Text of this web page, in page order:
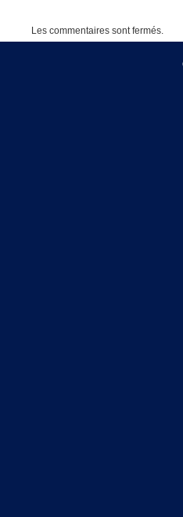
Les commentaires sont fermés.